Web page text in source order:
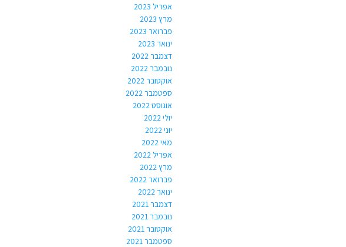
אפריל 2023
מרץ 2023
פברואר 2023
ינואר 2023
דצמבר 2022
נובמבר 2022
אוקטובר 2022
ספטמבר 2022
אוגוסט 2022
יולי 2022
יוני 2022
מאי 2022
אפריל 2022
מרץ 2022
פברואר 2022
ינואר 2022
דצמבר 2021
נובמבר 2021
אוקטובר 2021
ספטמבר 2021